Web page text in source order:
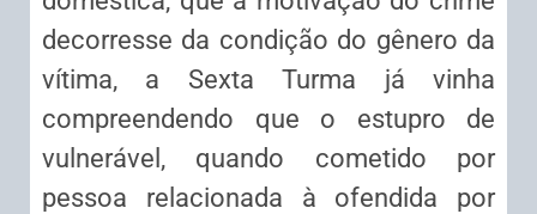
decorresse da condição do gênero da
vítima, a Sexta Turma já vinha
compreendendo que o estupro de
vulnerável, quando cometido por
pessoa relacionada à ofendida por